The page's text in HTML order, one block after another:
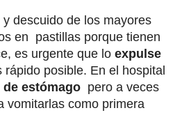
descuido de los mayores
en pastillas porque tienen
es urgente que lo expulse
rápido posible. En el hospital
de estómago pero a veces
vomitarlas como primera